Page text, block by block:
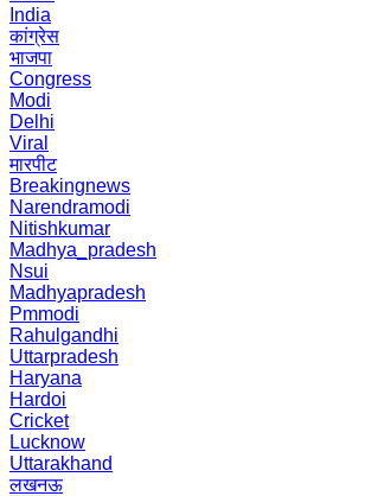
India
कांग्रेस
भाजपा
Congress
Modi
Delhi
Viral
मारपीट
Breakingnews
Narendramodi
Nitishkumar
Madhya_pradesh
Nsui
Madhyapradesh
Pmmodi
Rahulgandhi
Uttarpradesh
Haryana
Hardoi
Cricket
Lucknow
Uttarakhand
लखनऊ